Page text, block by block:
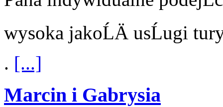
wysoka jakoĹÄ usĹugi
. [...]
Marcin i Gabrysia